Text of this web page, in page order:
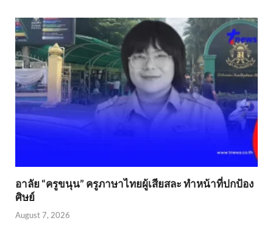
อาลัย “ครูขนุน” ครูภาษาไทยผู้เสียสละ ทำหน้าที่ปกป้อง
ศิษย์
August 7, 2026